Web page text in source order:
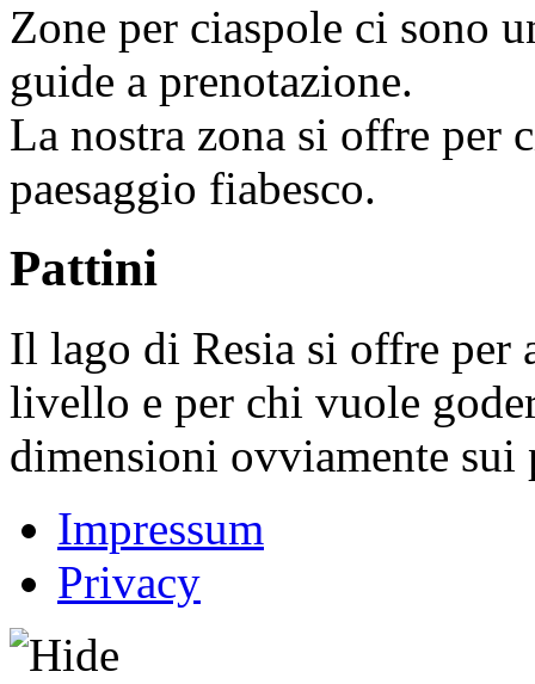
Zone per ciaspole ci sono
guide a prenotazione.
La nostra zona si offre per
paesaggio fiabesco.
Pattini
Il lago di Resia si offre
livello e per chi vuole
dimensioni ovviamente sui
Impressum
Privacy